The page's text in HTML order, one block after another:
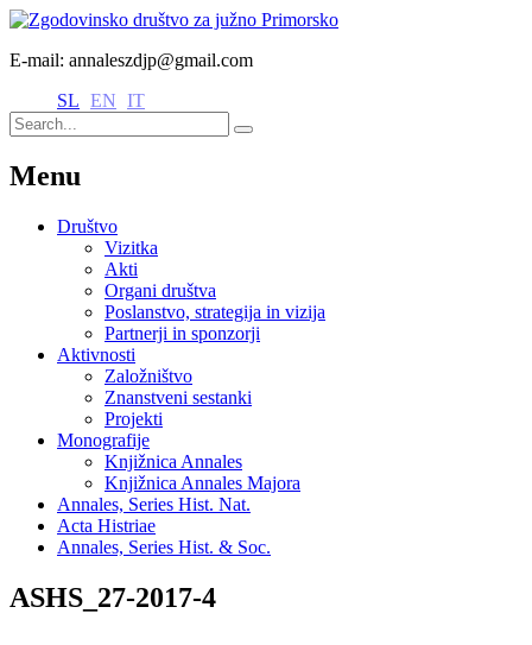
E-mail: annaleszdjp@gmail.com
SL EN IT
Menu
Društvo
Vizitka
Akti
Organi društva
Poslanstvo, strategija in vizija
Partnerji in sponzorji
Aktivnosti
Založništvo
Znanstveni sestanki
Projekti
Monografije
Knjižnica Annales
Knjižnica Annales Majora
Annales, Series Hist. Nat.
Acta Histriae
Annales, Series Hist. & Soc.
ASHS_27-2017-4